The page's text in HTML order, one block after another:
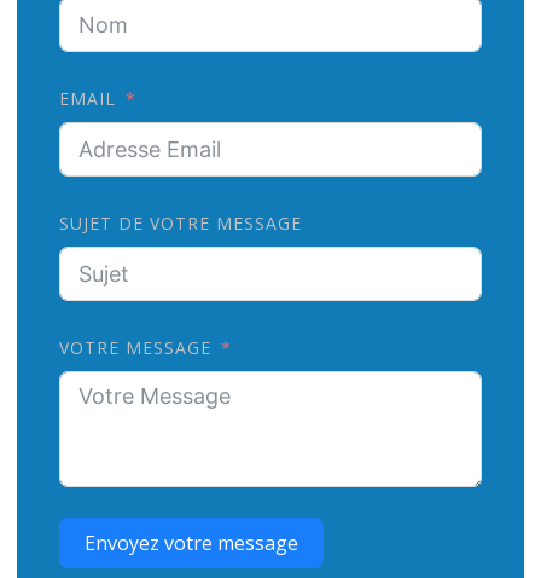
EMAIL
SUJET DE VOTRE MESSAGE
VOTRE MESSAGE
Envoyez votre message